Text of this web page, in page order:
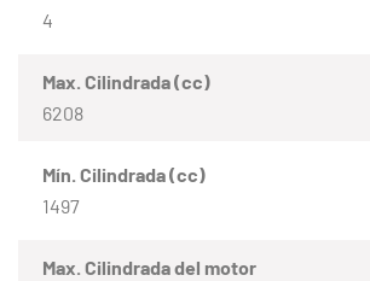
4
Max. Cilindrada (cc)
6208
Mín. Cilindrada (cc)
1497
Max. Cilindrada del motor